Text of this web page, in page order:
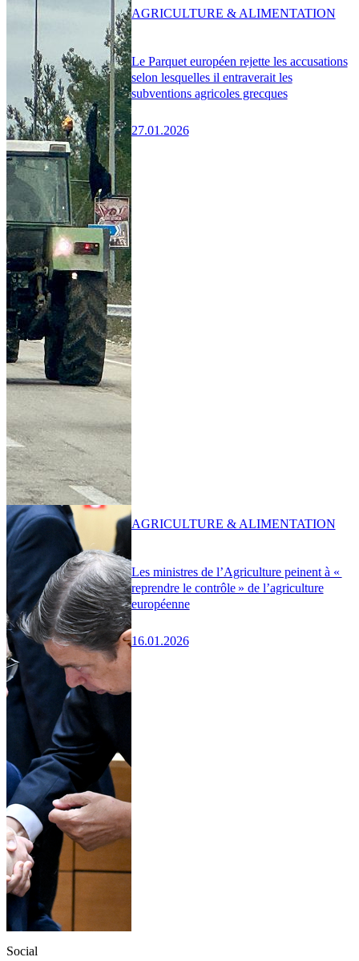
Le Parquet européen rejette les accusations
selon lesquelles il entraverait les
subventions agricoles grecques
27.01.2026
AGRICULTURE & ALIMENTATION
Les ministres de l’Agriculture peinent à «
reprendre le contrôle » de l’agriculture
européenne
16.01.2026
AGRICULTURE & ALIMENTATION
Social